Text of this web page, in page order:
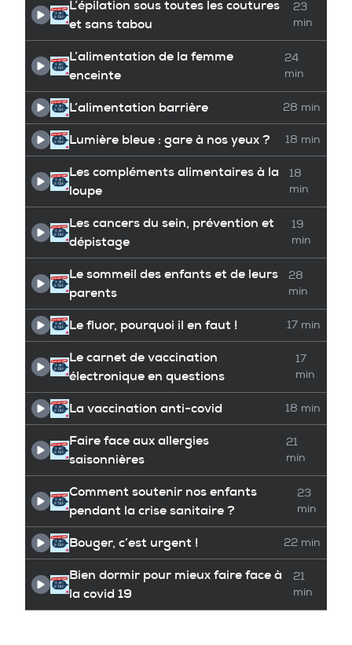
L’épilation sous toutes les coutures
et sans tabou
23
min
L’alimentation de la femme
enceinte
24
min
L’alimentation barrière 28 min
Lumière bleue : gare à nos yeux ? 18 min
Les compléments alimentaires à la
loupe
18
min
Les cancers du sein, prévention et
dépistage
19
min
Le sommeil des enfants et de leurs
parents
28
min
Le fluor, pourquoi il en faut ! 17 min
Le carnet de vaccination
électronique en questions
17
min
La vaccination anti-covid 18 min
Faire face aux allergies
saisonnières
21
min
Comment soutenir nos enfants
pendant la crise sanitaire ?
23
min
Bouger, c’est urgent ! 22 min
Bien dormir pour mieux faire face à
la covid 19
21
min